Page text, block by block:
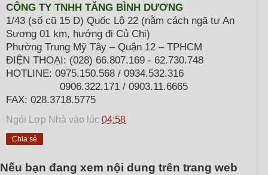
CÔNG TY TNHH TĂNG BÌNH DƯƠNG
1/43 (số cũ 15 D) Quốc Lộ 22 (nằm cách ngã tư An
Sương 01 km, hướng đi Củ Chi)
Phường Trung Mỹ Tây – Quận 12 – TPHCM
ĐIỆN THOẠI: (028) 66.807.169 - 62.730.748
HOTLINE: 0975.150.568 / 0934.532.316
0906.322.171 / 0903.11.6665
FAX: 028.3718.5775
Ngói Lợp Nhà vào lúc 04:58
Chia sẻ
Nếu bạn đang xem nội dung trên trang web